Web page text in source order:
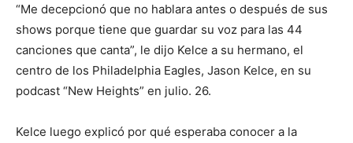
“Me decepcionó que no hablara antes o después de sus
shows porque tiene que guardar su voz para las 44
canciones que canta”, le dijo Kelce a su hermano, el
centro de los Philadelphia Eagles, Jason Kelce, en su
podcast “New Heights” en julio. 26.
Kelce luego explicó por qué esperaba conocer a la